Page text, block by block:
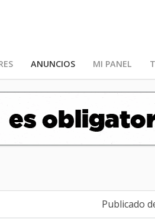
ANUNCIOS MI PANEL
Publicado